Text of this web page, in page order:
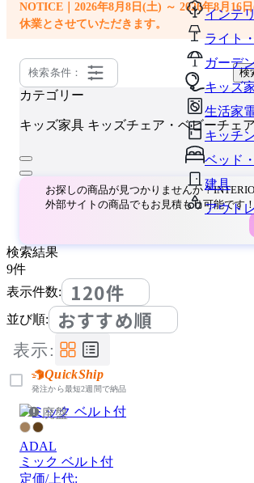
インテ
ライト
ガーデ
キッズ
生活家
キッチ
ベッド
建具
アウト
NOTICE｜2026年8月8日(土) ～ 2026年8月16
休業とさせていただきます。
検索条件： 検
カテゴリー
キッズ家具 キッズチェア・ベビーチェア
お探しの商品が見つかりませんか？
外部サイトの商品でもお見積もり可能です！
検索結果
9件
表示件数:
120件
並び順: おすすめ順
表示:
QuickShip
発注から最短2週間で納品
廃盤
ADAL
ミック ベルト付
定価/上代: